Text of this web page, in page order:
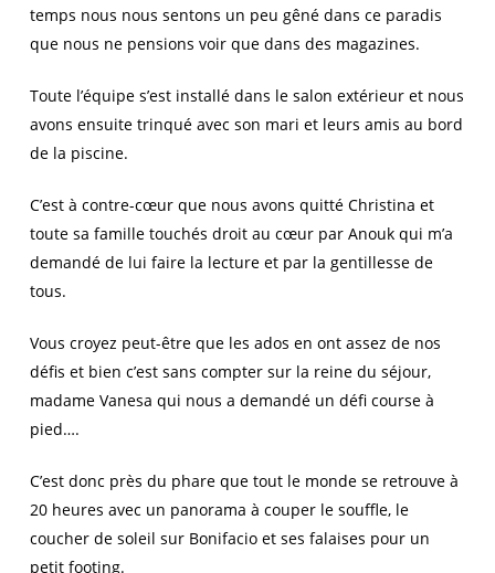
temps nous nous sentons un peu gêné dans ce paradis
que nous ne pensions voir que dans des magazines.
Toute l’équipe s’est installé dans le salon extérieur et nous
avons ensuite trinqué avec son mari et leurs amis au bord
de la piscine.
C’est à contre-cœur que nous avons quitté Christina et
toute sa famille touchés droit au cœur par Anouk qui m’a
demandé de lui faire la lecture et par la gentillesse de
tous.
Vous croyez peut-être que les ados en ont assez de nos
défis et bien c’est sans compter sur la reine du séjour,
madame Vanesa qui nous a demandé un défi course à
pied….
C’est donc près du phare que tout le monde se retrouve à
20 heures avec un panorama à couper le souffle, le
coucher de soleil sur Bonifacio et ses falaises pour un
petit footing.